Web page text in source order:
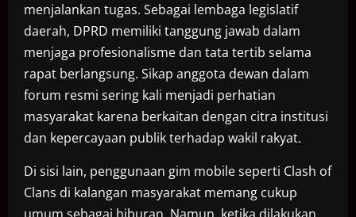
menjalankan tugas. Sebagai lembaga legislatif
daerah, DPRD memiliki tanggung jawab dalam
menjaga profesionalisme dan tata tertib selama
rapat berlangsung. Sikap anggota dewan dalam
forum resmi sering kali menjadi perhatian
masyarakat karena berkaitan dengan citra institusi
dan kepercayaan publik terhadap wakil rakyat.
Di sisi lain, penggunaan gim mobile seperti Clash of
Clans di kalangan masyarakat memang cukup